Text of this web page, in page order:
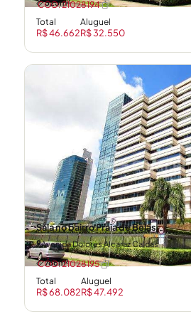
525m²
Total
R$ 46.662
Aluguel
R$ 32.550
CÓD: 21028194
Sala no bairro Praia de Belas
Avenida Dolores Alcaraz Caldas
766m²
Total
R$ 68.082
Aluguel
R$ 47.492
CÓD: 21028195